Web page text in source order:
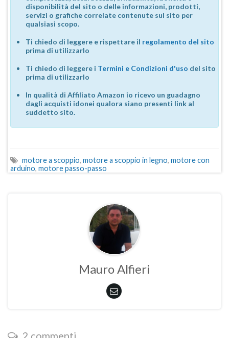
disponibilità del sito o delle informazioni, prodotti,
servizi o grafiche correlate contenute sul sito per
qualsiasi scopo.
Ti chiedo di leggere e rispettare il regolamento del sito
prima di utilizzarlo
Ti chiedo di leggere i Termini e Condizioni d'uso del sito
prima di utilizzarlo
In qualità di Affiliato Amazon io ricevo un guadagno
dagli acquisti idonei qualora siano presenti link al
suddetto sito.
motore a scoppio, motore a scoppio in legno, motore con
arduino, motore passo-passo
Mauro Alfieri
2 commenti